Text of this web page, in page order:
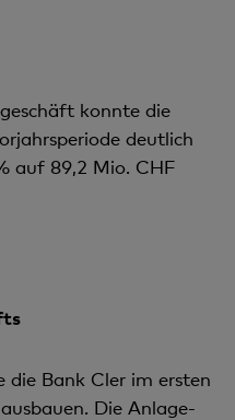
konnte die
deutlich
auf 89,2 Mio. CHF
die Bank Cler im ersten
Die Anlage­